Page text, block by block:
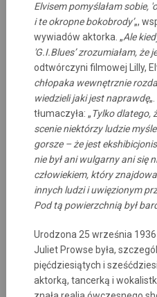
Elvisem pomyślałam sobie,
i te okropne bokobrody’„,
wywiadów aktorka. „Ale
'G.I.Blues’ zrozumiałam, że
odtwórczyni filmowej Lilly,
chłopaka wewnętrznie
wiedzieli jaki jest naprawdę
tłumaczyła: „Tylko dlatego,
scenie niektórzy ludzie
gorsze – że jest
nie był ani wulgarny ani się
człowiekiem, który
innych ludzi i uwięzionym
Pod tą powierzchnią był
Urodzona 25 września
Juliet Prowse była,
pięćdziesiątych i
aktorką, tancerką i